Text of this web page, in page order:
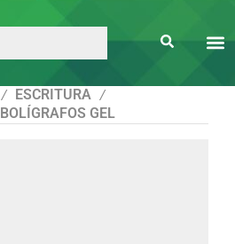
/ ESCRITURA /
BOLÍGRAFOS GEL